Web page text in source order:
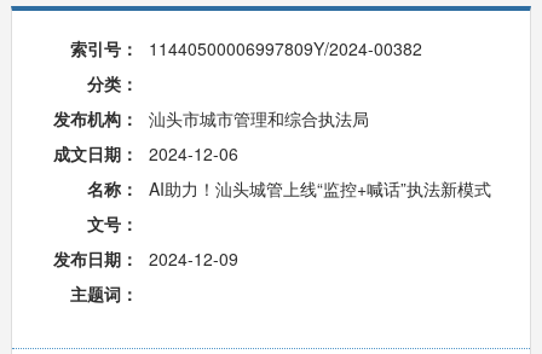
索引号：
11440500006997809Y/2024-00382
分类：
发布机构：
汕头市城市管理和综合执法局
成文日期：
2024-12-06
名称：
AI助力！汕头城管上线“监控+喊话”执法新模式
文号：
发布日期：
2024-12-09
主题词：